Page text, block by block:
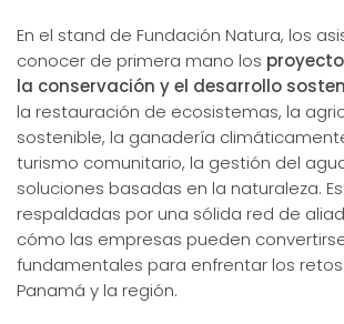
En el stand de Fundación Natura, los
conocer de primera mano los
la conservación y el desarrollo
la restauración de ecosistemas, la
sostenible, la ganadería
turismo comunitario, la gestión del
soluciones basadas en la naturaleza.
respaldadas por una sólida red de
cómo las empresas pueden
fundamentales para enfrentar los
Panamá y la región.